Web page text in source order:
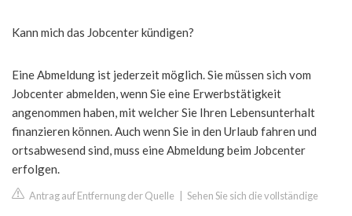
Kann mich das Jobcenter kündigen?
Eine Abmeldung ist jederzeit möglich. Sie müssen sich vom
Jobcenter abmelden, wenn Sie eine Erwerbstätigkeit
angenommen haben, mit welcher Sie Ihren Lebensunterhalt
finanzieren können. Auch wenn Sie in den Urlaub fahren und
ortsabwesend sind, muss eine Abmeldung beim Jobcenter
erfolgen.
Antrag auf Entfernung der Quelle Sehen Sie sich die vollständige